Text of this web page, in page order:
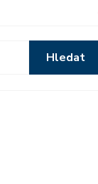
Hledat